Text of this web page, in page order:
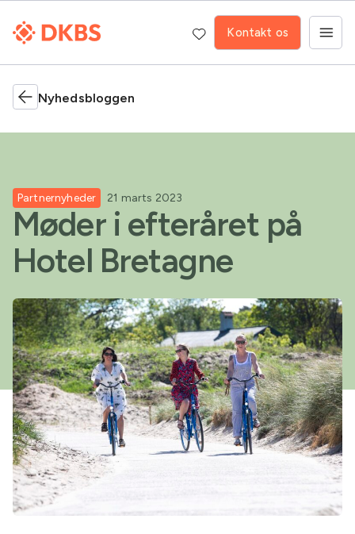
Kontakt os
Nyhedsbloggen
Partnernyheder 21 marts 2023
Møder i efteråret på
Hotel Bretagne